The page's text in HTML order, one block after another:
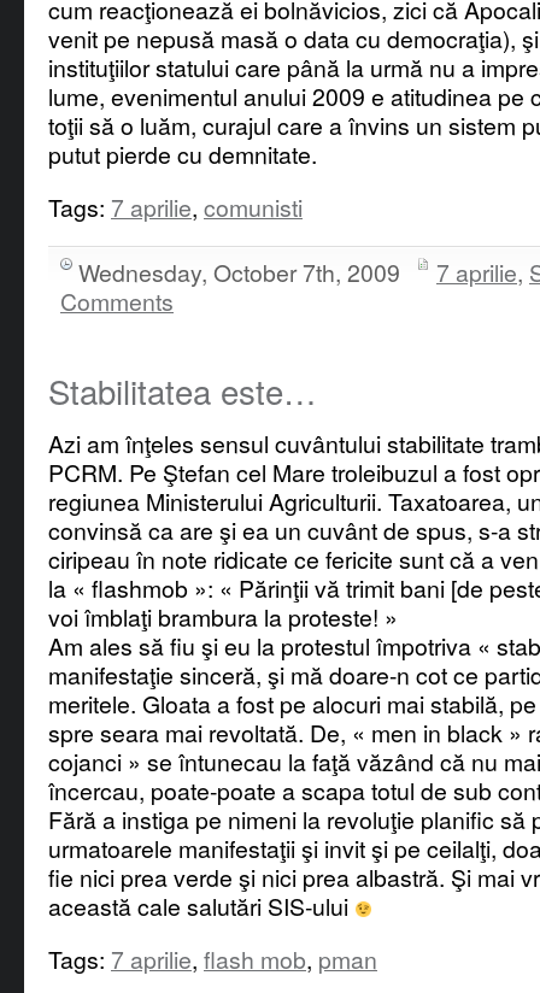
cum reacţionează ei bolnăvicios, zici că
venit pe nepusă masă o data cu democraţia),
instituţiilor statului care până la urmă nu a
lume, evenimentul anului 2009 e atitudinea pe
toţii să o luăm, curajul care a învins un sistem
putut pierde cu demnitate.
Tags: 7 aprilie, comunisti
Wednesday, October 7th, 2009
7 aprilie,
Comments
Stabilitatea este…
Azi am înţeles sensul cuvântului stabilitate
PCRM. Pe Ştefan cel Mare troleibuzul a fost
regiunea Ministerului Agriculturii. Taxatoarea,
convinsă ca are şi ea un cuvânt de spus, s-a
ciripeau în note ridicate ce fericite sunt că a
la « flashmob »: « Părinţii vă trimit bani [de
voi îmblaţi brambura la proteste! »
Am ales să fiu şi eu la protestul împotriva «
manifestaţie sinceră, şi mă doare-n cot ce
meritele. Gloata a fost pe alocuri mai stabilă,
spre seara mai revoltată. De, « men in black »
cojanci » se întunecau la faţă văzând că nu
încercau, poate-poate a scapa totul de sub
Fără a instiga pe nimeni la revoluţie planific să
urmatoarele manifestaţii şi invit şi pe ceilalţi,
fie nici prea verde şi nici prea albastră. Şi mai
această cale salutări SIS-ului
Tags: 7 aprilie, flash mob, pman